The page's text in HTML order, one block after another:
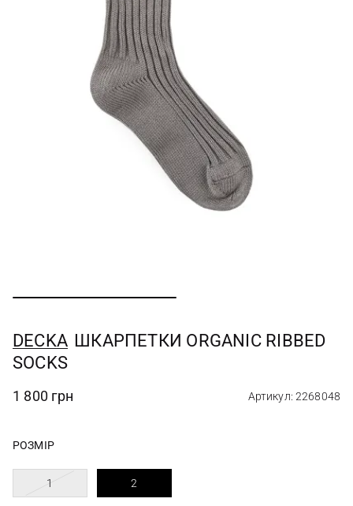
DECKA ШКАРПЕТКИ ORGANIC RIBBED
SOCKS
1 800 грн Артикул: 2268048
РОЗМІР
1 2